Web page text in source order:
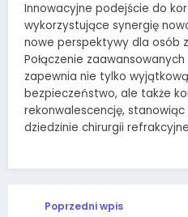
Innowacyjne podejście do
wykorzystujące synergię
nowe perspektywy dla osób
Połączenie
zapewnia nie tylko
bezpieczeństwo, ale także
rekonwalescencję,
dziedzinie chirurgii
Poprzedni wpis